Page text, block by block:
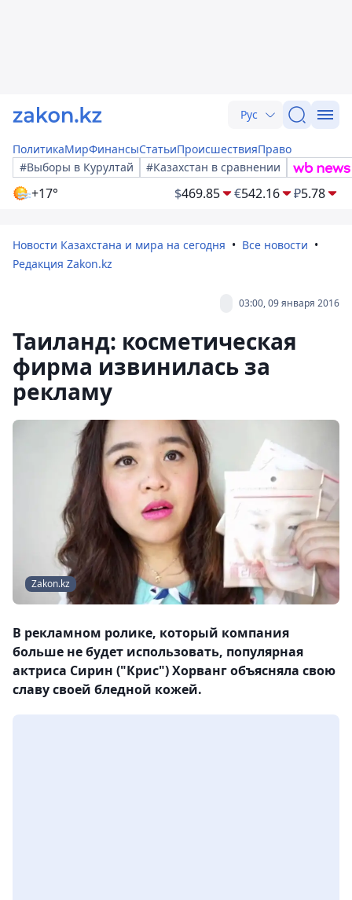
Рус
ПолитикаМирФинансыСтатьиПроисшествияПраво
#Выборы в Курултай
#Казахстан в сравнении
+17° $469.85 €542.16 ₽5.78
Новости Казахстана и мира на сегодня
Все новости
Редакция Zakon.kz
03:00, 09 января 2016
Таиланд: косметическая
фирма извинилась за
рекламу
Zakon.kz
В рекламном ролике, который компания
больше не будет использовать, популярная
актриса Сирин ("Крис") Хорванг объясняла свою
славу своей бледной кожей.